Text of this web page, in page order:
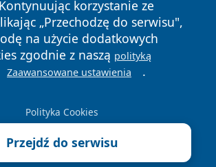
korzystanie ze
„Przechodzę do serwisu",
na użycie dodatkowych
zgodnie z naszą polityką
Zaawansowane ustawienia .
Polityka Cookies
Przejdź do serwisu
Polityka
Prywatności
Polityka
Cookies